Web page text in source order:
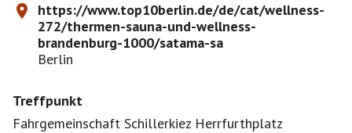
https://www.top10berlin.de/de/cat/wellness-
272/thermen-sauna-und-wellness-
brandenburg-1000/satama-sa
Berlin
Treffpunkt
Fahrgemeinschaft Schillerkiez Herrfurthplatz